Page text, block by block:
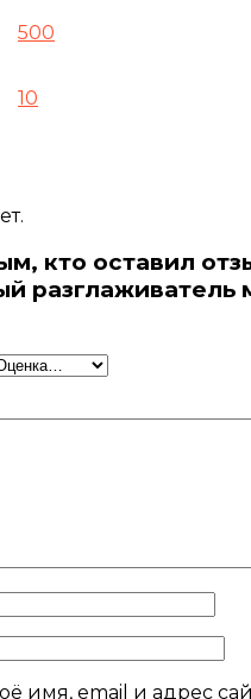
500
10
кто оставил
разглаживатель
имя, email и адрес